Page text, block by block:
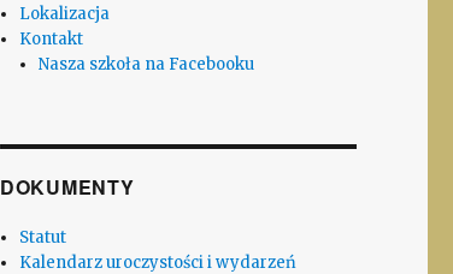
Lokalizacja
Kontakt
Nasza szkoła na Facebooku
DOKUMENTY
Statut
Kalendarz uroczystości i wydarzeń